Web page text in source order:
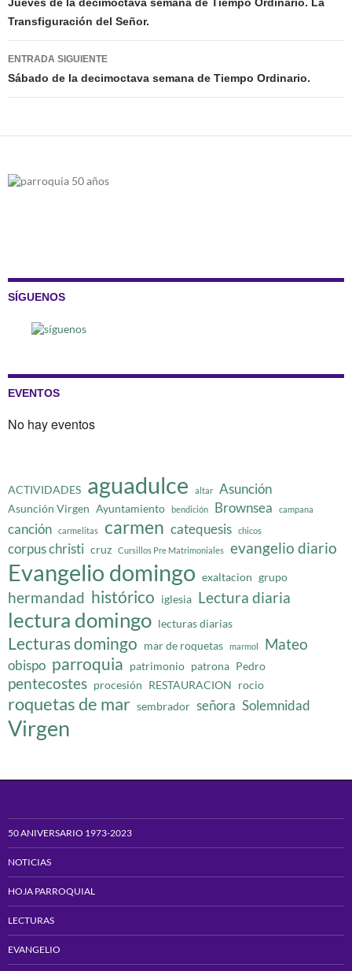
de
entradas
Transfiguración del Señor.
ENTRADA SIGUIENTE
Sábado de la decimoctava semana de Tiempo Ordinario.
SÍGUENOS
EVENTOS
No hay eventos
ACTIVIDADES aguadulce altar Asunción
Asunción Virgen Ayuntamiento bendición Brownsea campana
canción carmelitas carmen catequesis chicos
corpus christi cruz Cursillos Pre Matrimoniales evangelio diario
Evangelio domingo exaltacion grupo
hermandad histórico iglesia Lectura diaria
lectura domingo lecturas diarias
Lecturas domingo mar de roquetas marmol Mateo
obispo parroquia patrimonio patrona Pedro
pentecostes procesión RESTAURACION rocio
roquetas de mar sembrador señora Solemnidad
Virgen
50 ANIVERSARIO 1973-2023
NOTICIAS
HOJA PARROQUIAL
LECTURAS
EVANGELIO